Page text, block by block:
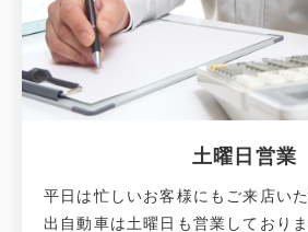
土曜日営業
平日は忙しいお客様にもご来店い
出自動車は土曜日も営業しておりま